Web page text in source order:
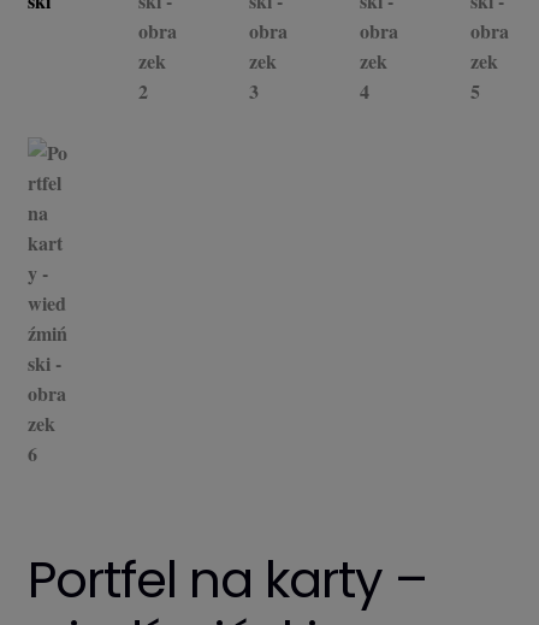
Portfel na karty –